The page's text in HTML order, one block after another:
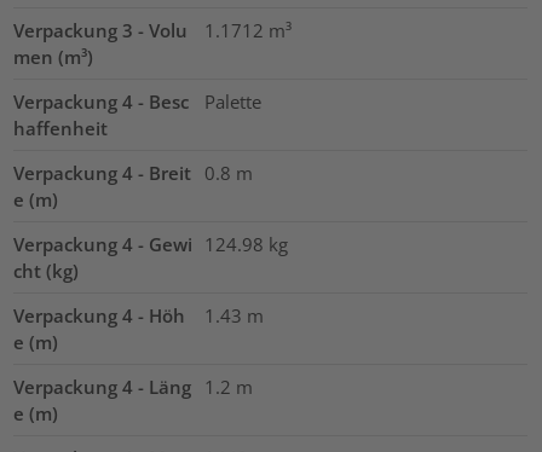
Verpackung 3 - Volu
men (m³)
1.1712 m³
Verpackung 4 - Besc
haffenheit
Palette
Verpackung 4 - Breit
e (m)
0.8 m
Verpackung 4 - Gewi
cht (kg)
124.98 kg
Verpackung 4 - Höh
e (m)
1.43 m
Verpackung 4 - Läng
e (m)
1.2 m